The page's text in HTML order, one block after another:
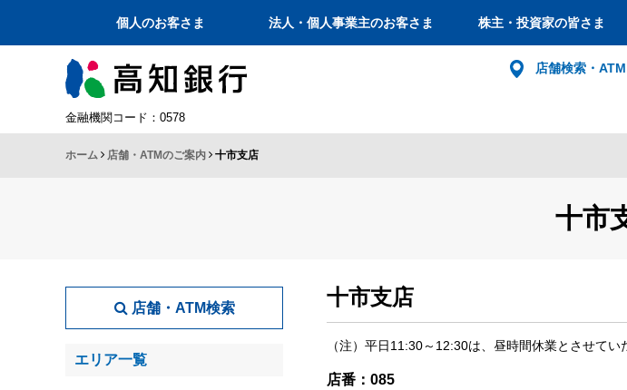
個人のお客さま 法人・個人事業主のお客さま 株主・投資家の皆さま
金融機関コード：0578
店舗検索・ATM
ホーム 店舗・ATMのご案内 十市支店
十市
十市支店
（注）平日11:30～12:30は、昼時間休業とさせて
店番：085
店舗・ATM検索
エリア一覧